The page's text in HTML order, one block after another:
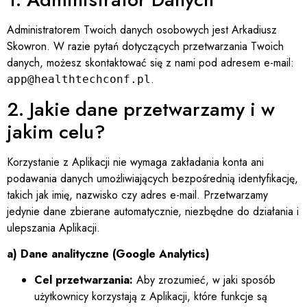
Administratorem Twoich danych osobowych jest Arkadiusz
Skowron. W razie pytań dotyczących przetwarzania Twoich
danych, możesz skontaktować się z nami pod adresem e-mail:
app@healthtechconf.pl.
2. Jakie dane przetwarzamy i w
jakim celu?
Korzystanie z Aplikacji nie wymaga zakładania konta ani
podawania danych umożliwiających bezpośrednią identyfikację,
takich jak imię, nazwisko czy adres e-mail. Przetwarzamy
jedynie dane zbierane automatycznie, niezbędne do działania i
ulepszania Aplikacji.
a) Dane analityczne (Google Analytics)
Cel przetwarzania: Aby zrozumieć, w jaki sposób
użytkownicy korzystają z Aplikacji, które funkcje są